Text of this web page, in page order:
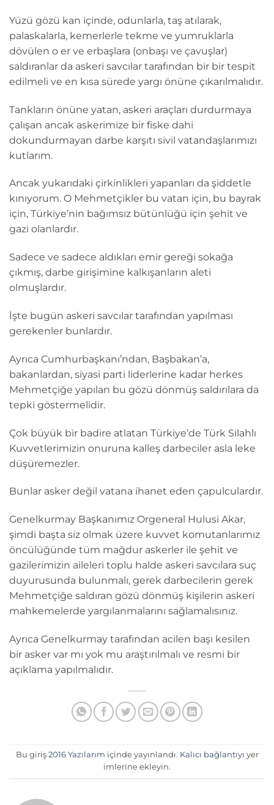
Yüzü gözü kan içinde, odunlarla, taş atılarak,
palaskalarla, kemerlerle tekme ve yumruklarla
dövülen o er ve erbaşlara (onbaşı ve çavuşlar)
saldıranlar da askeri savcılar tarafından bir bir tespit
edilmeli ve en kısa sürede yargı önüne çıkarılmalıdır.
Tankların önüne yatan, askeri araçları durdurmaya
çalışan ancak askerimize bir fiske dahi
dokundurmayan darbe karşıtı sivil vatandaşlarımızı
kutlarım.
Ancak yukarıdaki çirkinlikleri yapanları da şiddetle
kınıyorum. O Mehmetçikler bu vatan için, bu bayrak
için, Türkiye’nin bağımsız bütünlüğü için şehit ve
gazi olanlardır.
Sadece ve sadece aldıkları emir gereği sokağa
çıkmış, darbe girişimine kalkışanların aleti
olmuşlardır.
İşte bugün askeri savcılar tarafından yapılması
gerekenler bunlardır.
Ayrıca Cumhurbaşkanı’ndan, Başbakan’a,
bakanlardan, siyasi parti liderlerine kadar herkes
Mehmetçiğe yapılan bu gözü dönmüş saldırılara da
tepki göstermelidir.
Çok büyük bir badire atlatan Türkiye’de Türk Silahlı
Kuvvetlerimizin onuruna kalleş darbeciler asla leke
düşüremezler.
Bunlar asker değil vatana ihanet eden çapulculardır.
Genelkurmay Başkanımız Orgeneral Hulusi Akar,
şimdi başta siz olmak üzere kuvvet komutanlarımız
öncülüğünde tüm mağdur askerler ile şehit ve
gazilerimizin aileleri toplu halde askeri savcılara suç
duyurusunda bulunmalı, gerek darbecilerin gerek
Mehmetçiğe saldıran gözü dönmüş kişilerin askeri
mahkemelerde yargılanmalarını sağlamalısınız.
Ayrıca Genelkurmay tarafından acilen başı kesilen
bir asker var mı yok mu araştırılmalı ve resmi bir
açıklama yapılmalıdır.
Bu giriş 2016 Yazılarım içinde yayınlandı. Kalıcı bağlantıyı yer
imlerine ekleyin.